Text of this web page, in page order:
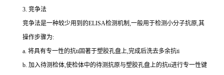
3. 竞争法
竞争法是一种较少用到的ELISA检测机制,一般用于检测小分子抗原,其
操作步骤为:
a. 将具有专一性的抗ti固著于塑胶孔盘上,完成后洗去多余抗ti
b. 加入待测检体,使检体中的待测抗原与塑胶孔盘上的抗ti进行专一性键